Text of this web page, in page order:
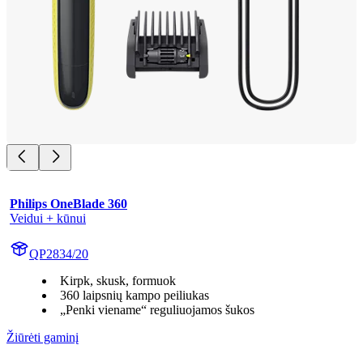
Philips OneBlade 360
Veidui + kūnui
QP2834/20
Kirpk, skusk, formuok
360 laipsnių kampo peiliukas
„Penki viename“ reguliuojamos šukos
Žiūrėti gaminį